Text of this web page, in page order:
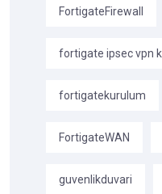
FortigateFirewall
fortigate ipsec vpn
fortigatekurulum
FortigateWAN
guvenlikduvari